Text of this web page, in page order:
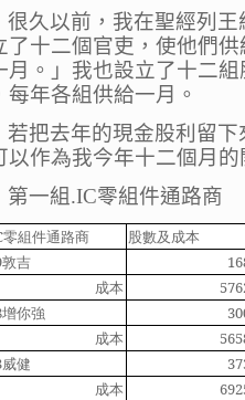
很久以前，我在聖經列王
了十二個官吏，使他們
月。 」我也設立了十二組
每年各組供給一月。
若把去年的現金股利留
以作為我今年十二個月的
第一組.IC零組件通路商
零組件通路商 股數及成本
敦吉
成本
增你強
成本
威健
成本